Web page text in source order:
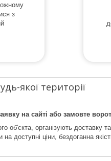
з
якої території
на сайті або замовте
об'єкта, організують
доступні ціни, бездоганна